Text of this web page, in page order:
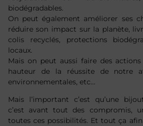
biodégradables.
On peut également améliorer ses
réduire son impact sur la planète,
colis recyclés, protections
locaux.
Mais on peut aussi faire des
hauteur de la réussite de notre
environnementales, etc…
Mais l’important c’est qu’une
c’est avant tout des compromis,
toutes ces possibilités. Et tout ça